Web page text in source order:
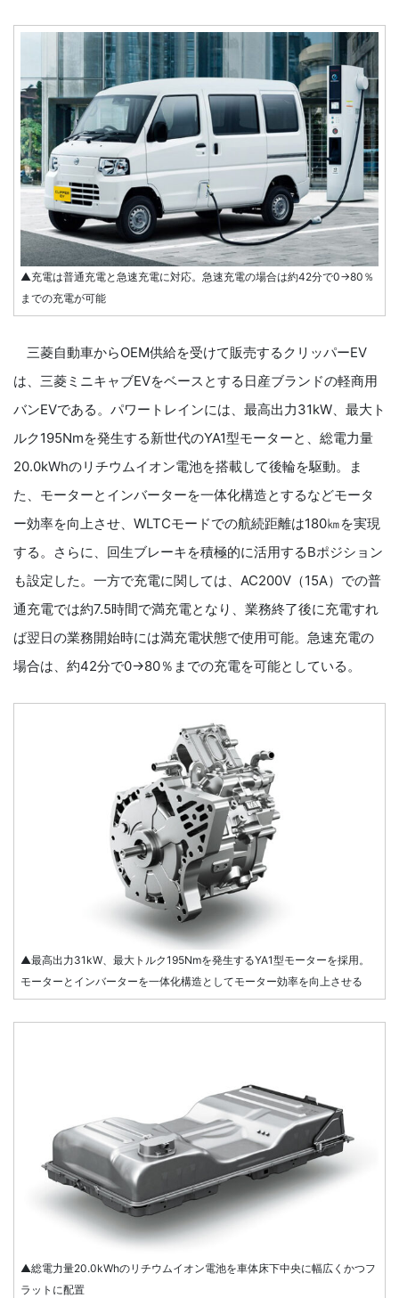
▲充電は普通充電と急速充電に対応。急速充電の場合は約42分で0→80％
までの充電が可能
三菱自動車からOEM供給を受けて販売するクリッパーEV
は、三菱ミニキャブEVをベースとする日産ブランドの軽商用
バンEVである。パワートレインには、最高出力31kW、最大ト
ルク195Nmを発生する新世代のYA1型モーターと、総電力量
20.0kWhのリチウムイオン電池を搭載して後輪を駆動。ま
た、モーターとインバーターを一体化構造とするなどモータ
ー効率を向上させ、WLTCモードでの航続距離は180㎞を実現
する。さらに、回生ブレーキを積極的に活用するBポジション
も設定した。一方で充電に関しては、AC200V（15A）での普
通充電では約7.5時間で満充電となり、業務終了後に充電すれ
ば翌日の業務開始時には満充電状態で使用可能。急速充電の
場合は、約42分で0→80％までの充電を可能としている。
▲最高出力31kW、最大トルク195Nmを発生するYA1型モーターを採用。
モーターとインバーターを一体化構造としてモーター効率を向上させる
▲総電力量20.0kWhのリチウムイオン電池を車体床下中央に幅広くかつフ
ラットに配置